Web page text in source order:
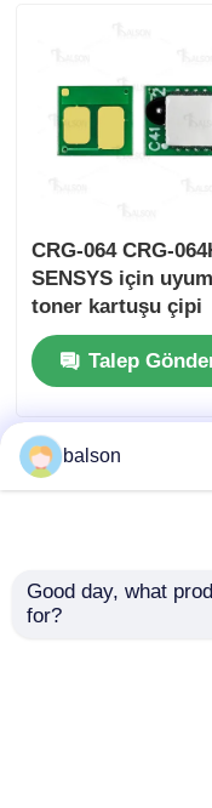
CRG-064 CRG-
SENSYS için
toner kartuşu çipi
MF832Cdw
LBP722Cdw
LBP722Cx
Talep
balson
Good day, what
for?